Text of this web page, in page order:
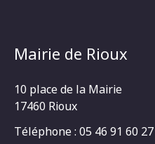
Mairie de Rioux
10 place de la Mairie
17460 Rioux
Téléphone : 05 46 91 60 27